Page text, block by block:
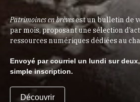
Patrimoines en brèvesest un bulletin de
par mois, proposant une sélection
ressources numériques dédiées au
Envoyé par courriel un lundi sur
simple inscription.
Découvrir